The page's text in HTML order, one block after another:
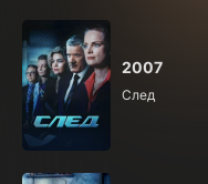
2007
След